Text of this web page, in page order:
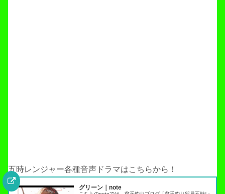
五時レンジャー各種音声ドラマはこちらから！
グリーン｜note